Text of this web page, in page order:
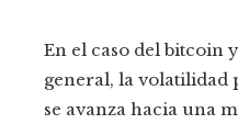
En el caso del bitcoin
general, la volatilidad
se avanza hacia una